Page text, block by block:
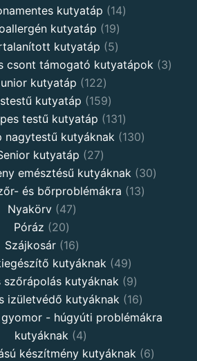
kutyatáp
14
kutyatáp
19
kutyatáp
5
csont támogató kutyatápok
3
kutyatáp
122
kutyatáp
159
testű kutyatáp
131
nagytestű kutyáknak
130
kutyatáp
27
emésztésű kutyáknak
30
és bőrproblémákra
13
Nyakörv
47
Póráz
20
Szájkosár
16
kutyáknak
49
szőrápolás kutyáknak
9
izületvédő kutyáknak
16
- húgyúti problémákra
kutyáknak
4
készítmény kutyáknak
6